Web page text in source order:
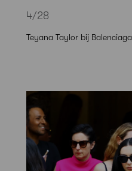
4/28
Teyana Taylor bij Balenciaga